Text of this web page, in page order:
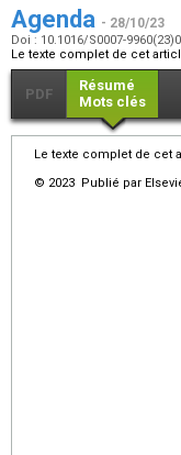
Agenda - 28/10/23
Doi : 10.1016/S0007-
Le texte complet de cet
PDF
Résumé
Mots clés
Le texte complet de cet
© 2023 Publié par